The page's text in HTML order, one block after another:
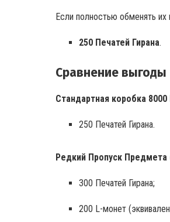
Если полностью обменять их
250 Печатей Гирана.
Сравнение выгоды
Стандартная коробка
250 Печатей Гирана.
Редкий Пропуск Предмета
300 Печатей Гирана;
200 L-монет